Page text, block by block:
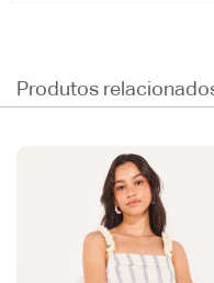
Produtos